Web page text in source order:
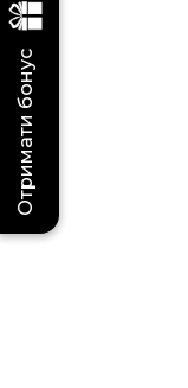
Отримати бонус